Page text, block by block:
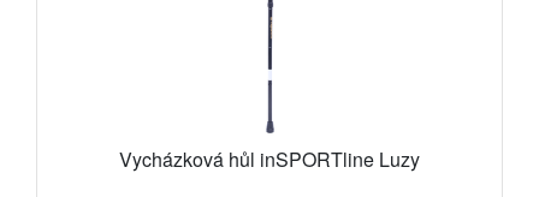
Vycházková hůl inSPORTline Luzy